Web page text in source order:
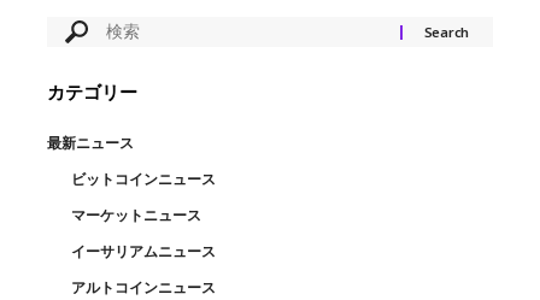
カテゴリー
最新ニュース
ビットコインニュース
マーケットニュース
イーサリアムニュース
アルトコインニュース